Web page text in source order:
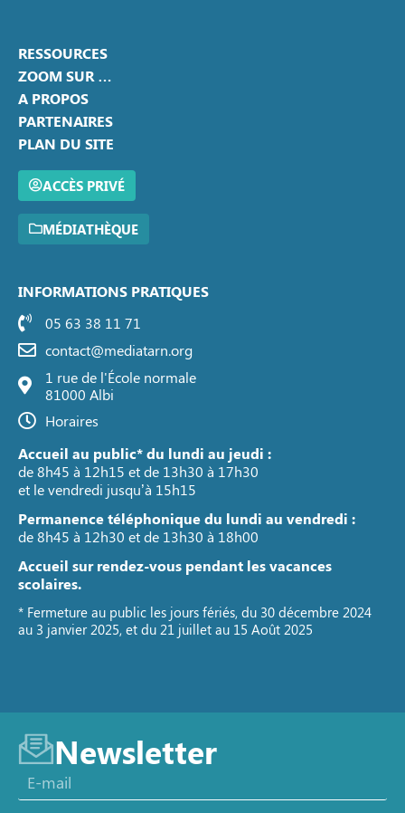
RESSOURCES
ZOOM SUR …
A PROPOS
PARTENAIRES
PLAN DU SITE
ACCÈS PRIVÉ
MÉDIATHÈQUE
INFORMATIONS PRATIQUES
05 63 38 11 71
contact@mediatarn.org
1 rue de l'École normale
81000 Albi
Horaires
Accueil au public* du lundi au jeudi :
de 8h45 à 12h15 et de 13h30 à 17h30
et le vendredi jusqu’à 15h15
Permanence téléphonique du lundi au vendredi :
de 8h45 à 12h30 et de 13h30 à 18h00
Accueil sur rendez-vous pendant les vacances
scolaires.
* Fermeture au public les jours fériés, du 30 décembre 2024
au 3 janvier 2025, et du 21 juillet au 15 Août 2025
Newsletter